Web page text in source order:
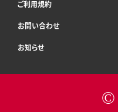
ご利用規約
お問い合わせ
お知らせ
©